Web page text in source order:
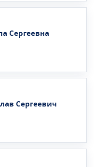
Сергеевна
Сергеевич